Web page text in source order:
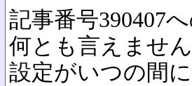
記事番号390407
何とも言えません
設定がいつの間